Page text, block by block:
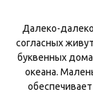
Далеко-
согласных
буквенных
океана.